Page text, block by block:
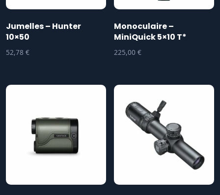
Jumelles – Hunter
10×50
52,78 €
Monoculaire –
MiniQuick 5×10 T*
225,00€